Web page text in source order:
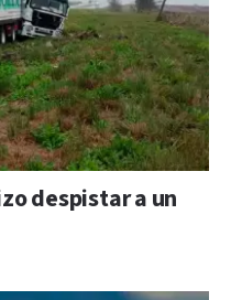
despistar a un